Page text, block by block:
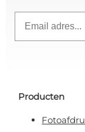
Producten